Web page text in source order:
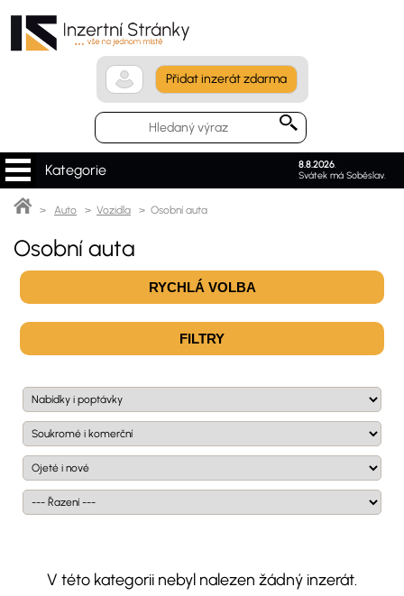
Přidat inzerát zdarma
8.8.2026.
Svátek má Soběslav.
Kategorie
> Auto > Vozidla > Osobní auta
Osobní auta
RYCHLÁ VOLBA
FILTRY
V této kategorii nebyl nalezen žádný inzerát.